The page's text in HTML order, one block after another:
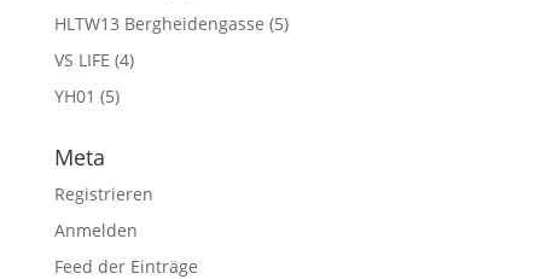
HLTW13 Bergheidengasse (5)
VS LIFE (4)
YH01 (5)
Meta
Registrieren
Anmelden
Feed der Einträge